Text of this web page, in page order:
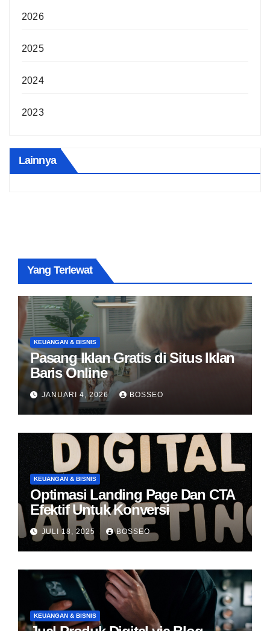
2026
2025
2024
2023
Lainnya
Yang Terlewat
KEUANGAN & BISNIS
Pasang Iklan Gratis di Situs Iklan
Baris Online
JANUARI 4, 2026 BOSSEO
KEUANGAN & BISNIS
Optimasi Landing Page Dan CTA
Efektif Untuk Konversi
JULI 18, 2025 BOSSEO
KEUANGAN & BISNIS